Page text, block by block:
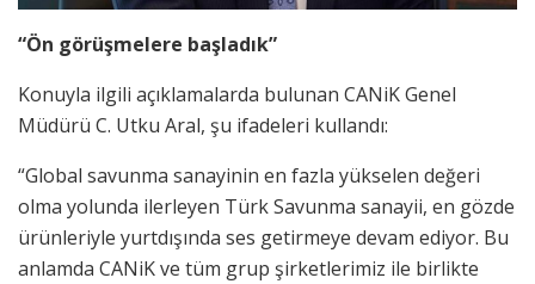
“Ön görüşmelere başladık”
Konuyla ilgili açıklamalarda bulunan CANiK Genel
Müdürü C. Utku Aral, şu ifadeleri kullandı:
“Global savunma sanayinin en fazla yükselen değeri
olma yolunda ilerleyen Türk Savunma sanayii, en gözde
ürünleriyle yurtdışında ses getirmeye devam ediyor. Bu
anlamda CANiK ve tüm grup şirketlerimiz ile birlikte